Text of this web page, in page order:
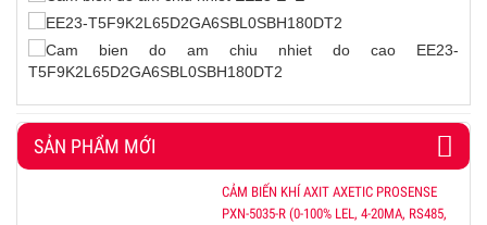
SẢN PHẨM MỚI
CẢM BIẾN KHÍ AXIT AXETIC PROSENSE
PXN-5035-R (0-100% LEL, 4-20MA, RS485,